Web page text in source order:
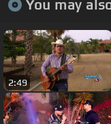
You may
2:49